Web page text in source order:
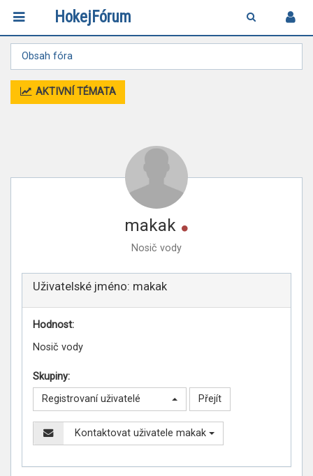
HokejFórum
Obsah fóra
AKTIVNÍ TÉMATA
makak
Nosič vody
Uživatelské jméno: makak
Hodnost:
Nosič vody
Skupiny:
Registrovaní uživatelé
Kontaktovat uživatele makak